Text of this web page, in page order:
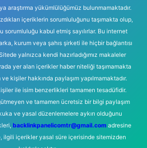
araştırma yükümlülüğümüz bulunmamaktadır.
içeriklerin sorumluluğunu taşımakta olup,
sorumluluğu kabul etmiş sayılırlar. Bu internet
kurum veya şahıs şirketi ile hiçbir bağlantısı
yalnızca kendi hazırladığımız makaleler
yer alan içerikler haber niteliği taşımamakta
kişiler hakkında paylaşım yapılmamaktadır.
ile isim benzerlikleri tamamen tesadüfidir.
ve tamamen ücretsiz bir bilgi paylaşım
ve yasal düzenlemelere aykırı olduğunu
backlinkpanelicomtr@gmail.comadresine
ilgili içerikler yasal süre içerisinde sitemizden